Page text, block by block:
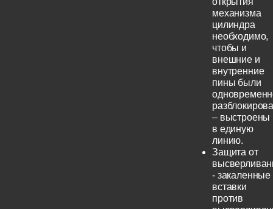
механизма
цилиндра
необходимо,
чтобы и
внешние и
внутренние
пины были
– выстроены
в единую
линию.
Защита от
- закаленные
вставки
против